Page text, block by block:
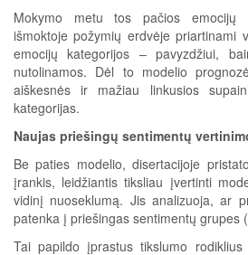
Mokymo metu tos pačios emocijų
išmoktoje požymių erdvėje priartinami
emocijų kategorijos – pavyzdžiui,
nutolinamos. Dėl to modelio
aiškesnės ir mažiau linkusios
kategorijas.
Naujas priešingų sentimentų
Be paties modelio, disertacijoje
įrankis, leidžiantis tiksliau įvertinti
vidinį nuoseklumą. Jis analizuoja, ar
patenka į priešingas sentimentų grupes
Tai papildo įprastus tikslumo